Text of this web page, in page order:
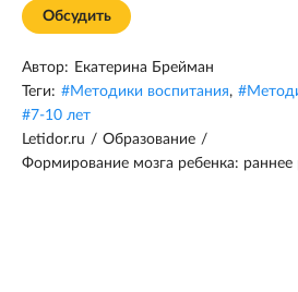
Обсудить
Автор: Екатерина Брейман
Теги: #Методики воспитания, #
#7-10 лет
Letidor.ru / Образование /
Формирование мозга ребенка: раннее